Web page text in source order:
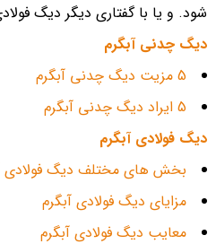
شود. و یا با گفتاری دیگر دیگ
دیگ‌ چدنی آبگرم
5 مزیت دیگ‌ چدنی آبگرم
5 ایراد دیگ‌ چدنی آبگرم
دیگ فولادی آبگرم
بخش های مختلف دیگ فولادی
مزایای دیگ‌ فولادی آبگرم
معایب دیگ‌ فولادی آبگرم